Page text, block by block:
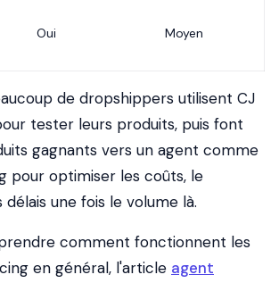
Oui Moyen
de dropshippers utilisent CJ
tester leurs produits, puis font
gagnants vers un agent comme
pour optimiser les coûts, le
une fois le volume là.
comment fonctionnent les
en général, l'article agent